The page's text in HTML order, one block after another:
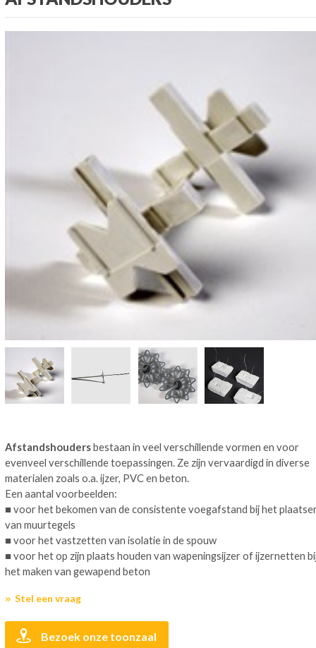
Afstandshoudersbestaan in veel verschillende vormen en voor
evenveel verschillende toepassingen. Ze zijn vervaardigd in diverse
materialen zoals o.a. ijzer, PVC en beton.
Een aantal voorbeelden:
■ voor het bekomen van de consistente voegafstand bij het
van muurtegels
■ voor het vastzetten van isolatie in de spouw
■ voor het op zijn plaats houden van wapeningsijzer of ijzernetten
het maken van gewapend beton
Stel een vraag
Bezoek onze toonzaal